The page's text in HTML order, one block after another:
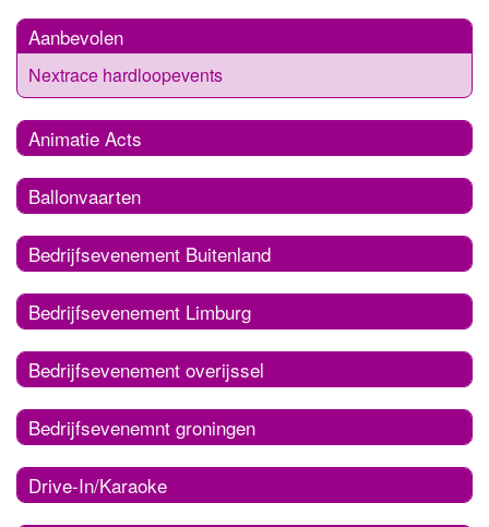
Aanbevolen
Nextrace hardloopevents
Animatie Acts
Ballonvaarten
Bedrijfsevenement Buitenland
Bedrijfsevenement Limburg
Bedrijfsevenement overijssel
Bedrijfsevenemnt groningen
Drive-In/Karaoke